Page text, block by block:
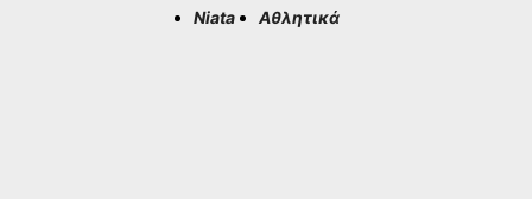
Niata
Αθλητικά